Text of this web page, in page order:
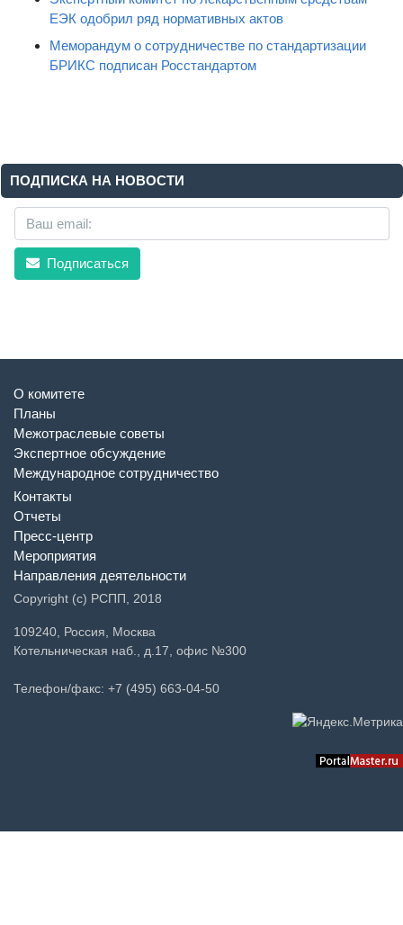
ЕЭК одобрил ряд нормативных актов
Меморандум о сотрудничестве по стандартизации
БРИКС подписан Росстандартом
ПОДПИСКА НА НОВОСТИ
Подписаться
О комитете
Планы
Межотраслевые советы
Экспертное обсуждение
Международное сотрудничество
Контакты
Отчеты
Пресс-центр
Мероприятия
Направления деятельности
Copyright (c) РСПП, 2018
109240, Россия, Москва
Котельническая наб., д.17, офис №300
Телефон/факс: +7 (495) 663-04-50